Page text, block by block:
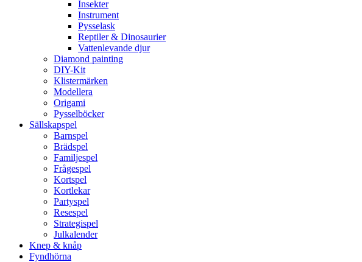
Insekter
Instrument
Pysselask
Reptiler & Dinosaurier
Vattenlevande djur
Diamond painting
DIY-Kit
Klistermärken
Modellera
Origami
Pysselböcker
Sällskapspel
Barnspel
Brädspel
Familjespel
Frågespel
Kortspel
Kortlekar
Partyspel
Resespel
Strategispel
Julkalender
Knep & knåp
Fyndhörna